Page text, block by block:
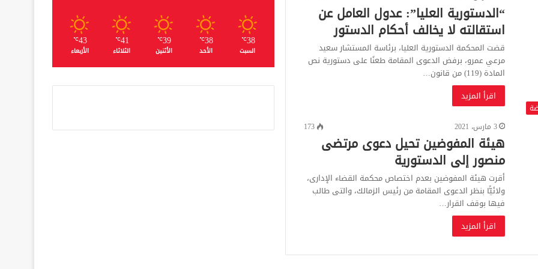
“الدستورية العليا”: عدول العامل عن
استقالته لا يخالف أحكام الدستور
قضت المحكمة الدستورية العليا، برئاسة المستشار سعيد
مرعي عمرو، برفض الدعوى المقامة طعنًا على دستورية نص
المادة (119) من قانون…
اقرأ المزيد
3 مارس، 2021
173
هيئة المفوضين تحيل دعوى مرتضى
منصور إلى الدستورية
أقرت هيئة المفوضين بعدم اختصاص محكمة القضاء الإدارى،
ولائيًّا بنظر الدعوى المقامة من رئيس الزمالك، والتى طالب
فيها بوقف القرار…
اقرأ المزيد
38
℃
السبت
38
℃
الأحد
39
℃
الأثنين
41
℃
الثلاثاء
43
℃
الأربعاء